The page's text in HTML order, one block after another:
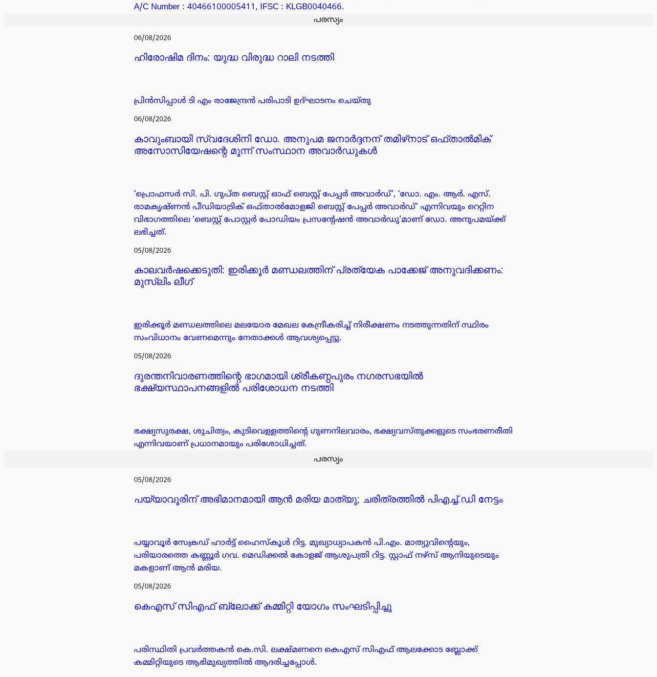
A/C Number : 40466100005411, IFSC : KLGB0040466.
പരസ്യം
06/08/2026
ഹിരോഷിമ ദിനം: യുദ്ധ വിരുദ്ധ റാലി നടത്തി
പ്രിൻസിപ്പാൾ ടി എം രാജേന്ദ്രൻ പരിപാടി ഉദ്ഘാടനം ചെയ്തു
06/08/2026
കാവുംബായി സ്വദേശിനി ഡോ. അനുപമ ജനാർദ്ദനന് തമിഴ്‌നാട് ഒഫ്താൽമിക്
അസോസിയേഷന്റെ മൂന്ന് സംസ്ഥാന അവാർഡുകൾ
‘പ്രൊഫസർ സി. പി. ഗുപ്ത ബെസ്റ്റ് ഓഫ് ബെസ്റ്റ് പേപ്പർ അവാർഡ്’, ‘ഡോ. എം. ആർ. എസ്.
രാമകൃഷ്ണൻ പീഡിയാട്രിക് ഒഫ്താൽമോളജി ബെസ്റ്റ് പേപ്പർ അവാർഡ്’ എന്നിവയും റെറ്റിന
വിഭാഗത്തിലെ ‘ബെസ്റ്റ് പോസ്റ്റർ പോഡിയം പ്രസന്റേഷൻ അവാർഡു’മാണ് ഡോ. അനുപമയ്ക്ക്
ലഭിച്ചത്.
05/08/2026
കാലവർഷക്കെടുതി: ഇരിക്കൂർ മണ്ഡലത്തിന് പ്രത്യേക പാക്കേജ് അനുവദിക്കണം:
മുസ്ലിം ലീഗ്
ഇരിക്കൂർ മണ്ഡലത്തിലെ മലയോര മേഖല കേന്ദ്രീകരിച്ച് നിരീക്ഷണം നടത്തുന്നതിന് സ്ഥിരം
സംവിധാനം വേണമെന്നും നേതാക്കൾ ആവശ്യപ്പെട്ടു.
05/08/2026
ദുരന്തനിവാരണത്തിന്റെ ഭാഗമായി ശ്രീകണ്ഠപുരം നഗരസഭയിൽ
ഭക്ഷ്യസ്ഥാപനങ്ങളിൽ പരിശോധന നടത്തി
ഭക്ഷ്യസുരക്ഷ, ശുചിത്വം, കുടിവെള്ളത്തിന്റെ ഗുണനിലവാരം, ഭക്ഷ്യവസ്തുക്കളുടെ സംഭരണരീതി
എന്നിവയാണ് പ്രധാനമായും പരിശോധിച്ചത്.
പരസ്യം
05/08/2026
പയ്യാവൂരിന് അഭിമാനമായി ആൻ മരിയ മാത്യു; ചരിത്രത്തിൽ പിഎച്ച്.ഡി നേട്ടം
പയ്യാവൂർ സേക്രഡ് ഹാർട്ട് ഹൈസ്കൂൾ റിട്ട. മുഖ്യാധ്യാപകൻ പി.എം. മാത്യുവിന്റെയും,
പരിയാരത്തെ കണ്ണൂർ ഗവ. മെഡിക്കൽ കോളജ് ആശുപത്രി റിട്ട. സ്റ്റാഫ് നഴ്സ് ആനിയുടെയും
മകളാണ് ആൻ മരിയ.
05/08/2026
കെഎസ് സിഎഫ് ബ്ലോക്ക് കമ്മിറ്റി യോഗം സംഘടിപ്പിച്ചു
പരിസ്ഥിതി പ്രവർത്തകൻ കെ.സി. ലക്ഷ്മണനെ കെഎസ് സിഎഫ് ആലക്കോട ബ്ലോക്ക്
കമ്മിറ്റിയുടെ ആഭിമുഖ്യത്തിൽ ആദരിച്ചപ്പോൾ.